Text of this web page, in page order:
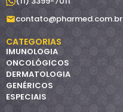
contato@pharmed.com.br
CATEGORIAS
IMUNOLOGIA
ONCOLÓGICOS
DERMATOLOGIA
GENÉRICOS
ESPECIAIS